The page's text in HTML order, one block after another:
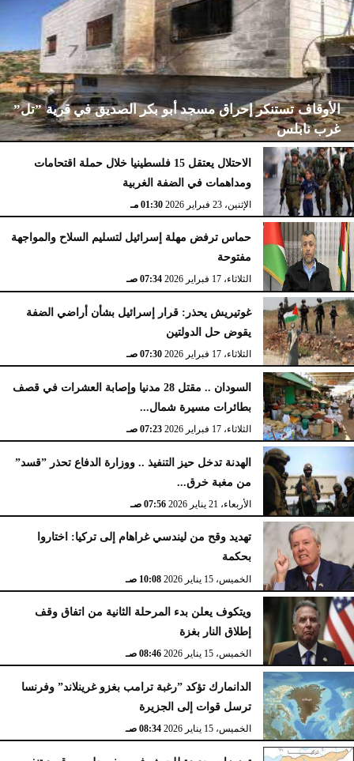
الأوقاف تستنكر إحراق مسجد أبو بكر الصديق في قرية ”تل”
غرب نابلس
الإثنين، 23 فبراير 2026 02:15 مـ
الاحتلال يعتقل 15 فلسطينيا خلال حملة اقتحامات
ومداهمات في الضفة الغربية
الإثنين، 23 فبراير 2026 01:30 مـ
حماس ترفض مهلة إسرائيل لتسليم السلاح والمواجهة
مفتوحة
الثلاثاء، 17 فبراير 2026 07:34 صـ
غوتيريش يحذر: قرار إسرائيل بشأن أراضي الضفة
يقوض حل الدولتين
الثلاثاء، 17 فبراير 2026 07:30 صـ
السودان .. مقتل 28 مدنيا وإصابة العشرات في قصف
بطائرات مسيرة شمال...
الثلاثاء، 17 فبراير 2026 07:23 صـ
الهدنة تدخل حيز التنفيذ .. ووزارة الدفاع تحذر ”قسد”
من مغبة خرق...
الأربعاء، 21 يناير 2026 07:56 صـ
تهديد وقح من ليندسي غراهام إلى تركيا: اختاروا
بحكمة
الخميس، 15 يناير 2026 10:08 صـ
ويتكوف يعلن بدء المرحلة الثانية من اتفاق وقف
إطلاق النار بغزة
الخميس، 15 يناير 2026 08:46 صـ
الدانمارك تؤكد ”رغبة ترامب بغزو غرينلاند” وفرنسا
ترسل قوات إلى الجزيرة
الخميس، 15 يناير 2026 08:34 صـ